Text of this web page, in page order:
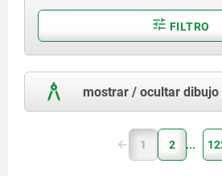
FILTRO
mostrar / ocultar dibujo
1 2